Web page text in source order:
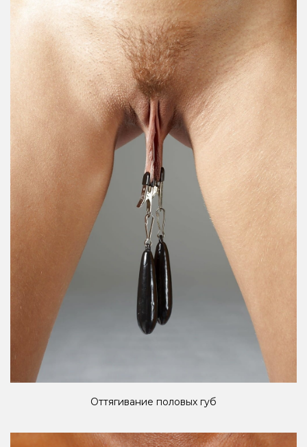
Оттягивание половых губ